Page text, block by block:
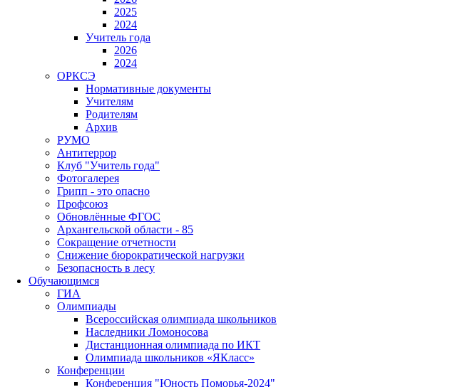
2025
2024
Учитель года
2026
2024
ОРКСЭ
Нормативные документы
Учителям
Родителям
Архив
РУМО
Антитеррор
Клуб "Учитель года"
Фотогалерея
Грипп - это опасно
Профсоюз
Обновлённые ФГОС
Архангельской области - 85
Сокращение отчетности
Снижение бюрократической нагрузки
Безопасность в лесу
Обучающимся
ГИА
Олимпиады
Всероссийская олимпиада школьников
Наследники Ломоносова
Дистанционная олимпиада по ИКТ
Олимпиада школьников «ЯКласс»
Конференции
Конференция "Юность Поморья-2024"